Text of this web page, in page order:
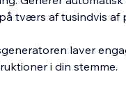
tværs af tusindvis af
laver
i din stemme.